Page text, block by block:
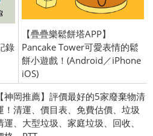
錄
【疊疊樂鬆餅塔APP】
Pancake Tower可愛表情的鬆
餅小遊戲！(Android／iPhone
iOS)
【神岡推薦】評價最好的5家廢棄物清
！清運、價目表、免費估價、垃圾
運、大型垃圾、家庭垃圾、回收、